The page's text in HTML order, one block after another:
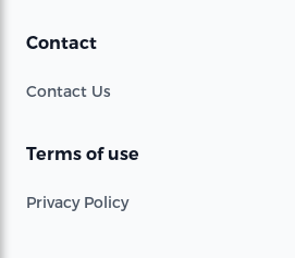
Contact
Contact Us
Terms of use
Privacy Policy